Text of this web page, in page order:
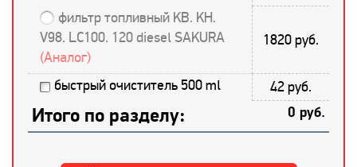
фильтр топливный KB. KH.
V98. LC100. 120 diesel SAKURA
(Аналог)
1820 руб.
быстрый очиститель 500 ml 42 руб.
Итого по разделу: 0 руб.